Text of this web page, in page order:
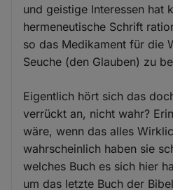
und geistige Interessen hat
hermeneutische Schrift
so das Medikament für die
Seuche (den Glauben) zu
Eigentlich hört sich das
verrückt an, nicht wahr?
wäre, wenn das alles
wahrscheinlich haben sie
welches Buch es sich hier
um das letzte Buch der